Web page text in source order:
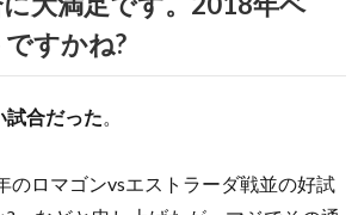
すかね?
試合だった
のロマゴンvsエストラーダ戦並の好試